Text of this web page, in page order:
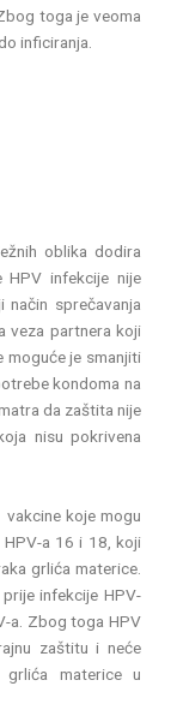
toga je veoma
inficiranja.
oblika dodira
infekcije nije
sprečavanja
veza partnera koji
moguće je smanjiti
kondoma na
da zaštita nije
nisu pokrivena
koje mogu
a 16 i 18, koji
grlića materice.
infekcije HPV-
a. Zbog toga HPV
zaštitu i neće
materice u